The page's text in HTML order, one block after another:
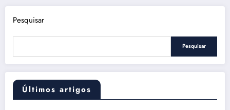
Pesquisar
Pesquisar
Últimos artigos